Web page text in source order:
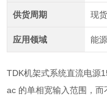
供货周期 现货
应用领域 能
TDK机架式系统直流电源
ac 的单相宽输入范围，